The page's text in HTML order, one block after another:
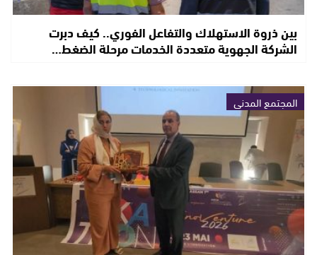
بين ذروة الاستهلاك والتفاعل الفوري.. كيف دبرت
الشركة الجهوية متعددة الخدمات مرحلة الضغط…
المجتمع المدني